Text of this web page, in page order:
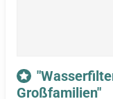
Großfamilien"